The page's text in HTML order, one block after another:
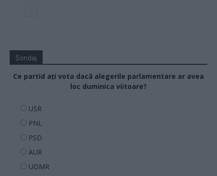
Sondaj
Ce partid ați vota dacă alegerile parlamentare ar avea
loc duminica viitoare?
USR
PNL
PSD
AUR
UDMR